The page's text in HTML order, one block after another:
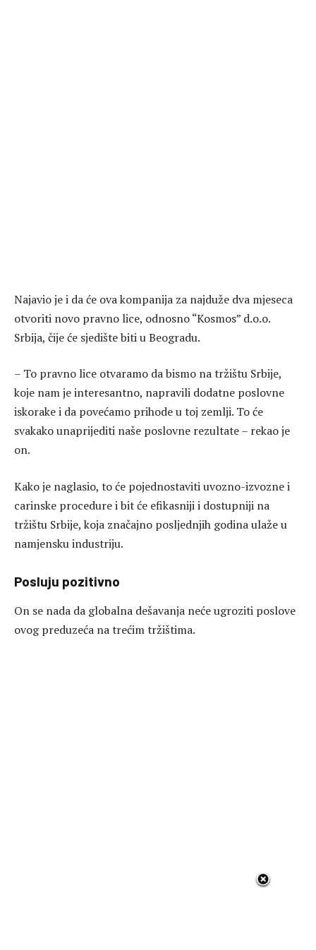
Najavio je i da će ova kompanija za najduže dva mjeseca
otvoriti novo pravno lice, odnosno “Kosmos” d.o.o.
Srbija, čije će sjedište biti u Beogradu.
– To pravno lice otvaramo da bismo na tržištu Srbije,
koje nam je interesantno, napravili dodatne poslovne
iskorake i da povećamo prihode u toj zemlji. To će
svakako unaprijediti naše poslovne rezultate – rekao je
on.
Kako je naglasio, to će pojednostaviti uvozno-izvozne i
carinske procedure i bit će efikasniji i dostupniji na
tržištu Srbije, koja značajno posljednjih godina ulaže u
namjensku industriju.
Posluju pozitivno
On se nada da globalna dešavanja neće ugroziti poslove
ovog preduzeća na trećim tržištima.